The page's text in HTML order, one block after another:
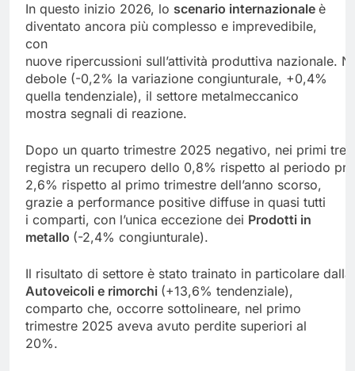
In questo inizio 2026, lo scenario internazionale è
diventato ancora più complesso e imprevedibile,
con
nuove ripercussioni sull’attività produttiva nazionale.
debole (-0,2% la variazione congiunturale, +0,4%
quella tendenziale), il settore metalmeccanico
mostra segnali di reazione.
Dopo un quarto trimestre 2025 negativo, nei primi tre
registra un recupero dello 0,8% rispetto al periodo
2,6% rispetto al primo trimestre dell’anno scorso,
grazie a performance positive diffuse in quasi tutti
i comparti, con l’unica eccezione dei Prodotti in
metallo (-2,4% congiunturale).
Il risultato di settore è stato trainato in particolare
Autoveicoli e rimorchi (+13,6% tendenziale),
comparto che, occorre sottolineare, nel primo
trimestre 2025 aveva avuto perdite superiori al
20%.